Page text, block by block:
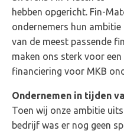
hebben opgericht. Fin-
ondernemers hun
van de meest passende
maken ons sterk voor
financiering voor MKB
Ondernemen in tijden
Toen wij onze ambitie
bedrijf was er nog geen